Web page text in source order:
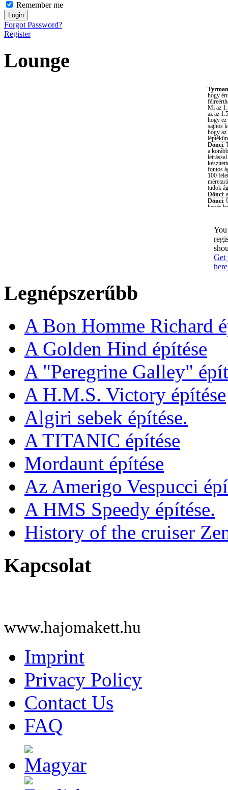
Remember me
Forgot Password?
Register
Lounge
You
Get
Legnépszerűbb
A Bon Homme Richard
A Golden Hind építése
A "Peregrine Galley"
A H.M.S. Victory építése
Algiri sebek építése.
A TITANIC építése
Mordaunt építése
Az Amerigo Vespucci
A HMS Speedy építése.
History of the cruiser
Kapcsolat
www.hajomakett.hu
Imprint
Privacy Policy
Contact Us
FAQ